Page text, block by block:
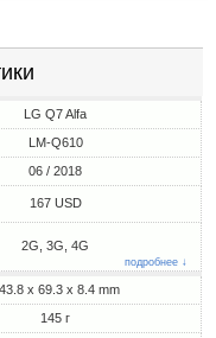
LG Q7 Alfa
LM-Q610
06 / 2018
167 USD
2G, 3G, 4G
подробнее ↓
x 69.3 x 8.4 mm
145 г